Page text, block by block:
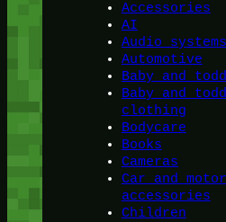
Accessories
AI
Audio systems
Automotive
Baby and
Baby and
clothing
Bodycare
Books
Cameras
Car and motor
accessories
Children